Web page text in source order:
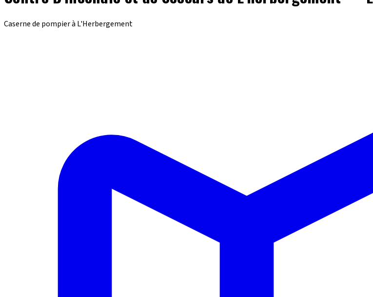
Caserne de pompier à L'Herbergement